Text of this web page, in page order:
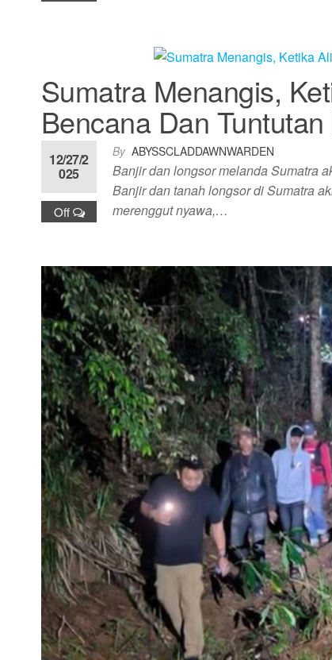
Sumatra Menangis,
Bencana Dan
By ABYSSCLADDAWNWARDEN
12/27/2
025
Off
Banjir dan longsor melanda Sumatra
Banjir dan tanah longsor di Sumatra
merenggut nyawa,…